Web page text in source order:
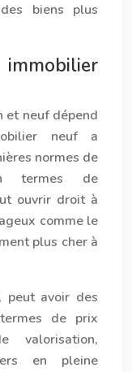
biens plus
et neuf dépend
neuf a
normes de
termes de
ouvrir droit à
comme le
plus cher à
peut avoir des
de prix
valorisation,
en pleine